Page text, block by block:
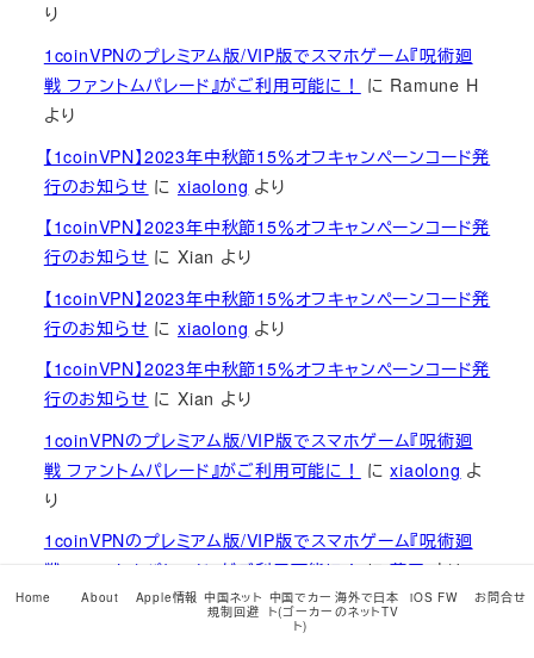
り
1coinVPNのプレミアム版/VIP版でスマホゲーム『呪術廻
戦 ファントムパレード』がご利用可能に！
に Ramune H
より
【1coinVPN】2023年中秋節15％オフキャンペーンコード発
行のお知らせ にxiaolong より
【1coinVPN】2023年中秋節15％オフキャンペーンコード発
行のお知らせ にXian より
【1coinVPN】2023年中秋節15％オフキャンペーンコード発
行のお知らせ にxiaolong より
【1coinVPN】2023年中秋節15％オフキャンペーンコード発
行のお知らせ にXian より
1coinVPNのプレミアム版/VIP版でスマホゲーム『呪術廻
戦 ファントムパレード』がご利用可能に！
にxiaolong よ
り
1coinVPNのプレミアム版/VIP版でスマホゲーム『呪術廻
戦 ファントムパレード』がご利用可能に！
に藤田 より
【開封の儀】iPhone 15 Pro Max 1TB ナチュラルチタニウ
Home About Apple情報 中国ネット
規制回避
中国でカー
ト(ゴーカー
ト)
海外で日本
のネットTV
iOS FW お問合せ